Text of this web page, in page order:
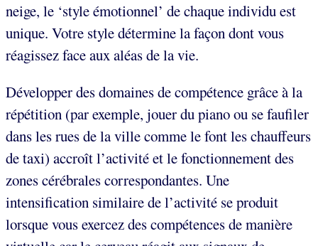
neige, le ‘style émotionnel’ de chaque individu est
unique. Votre style détermine la façon dont vous
réagissez face aux aléas de la vie.
Développer des domaines de compétence grâce à la
répétition (par exemple, jouer du piano ou se faufiler
dans les rues de la ville comme le font les chauffeurs
de taxi) accroît l’activité et le fonctionnement des
zones cérébrales correspondantes. Une
intensification similaire de l’activité se produit
lorsque vous exercez des compétences de manière